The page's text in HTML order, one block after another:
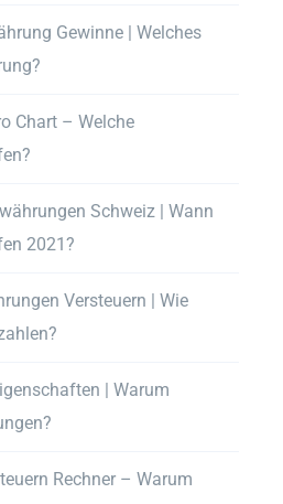
Gewinne | Welches
Chart – Welche
Schweiz | Wann
2021?
Versteuern | Wie
| Warum
Rechner – Warum